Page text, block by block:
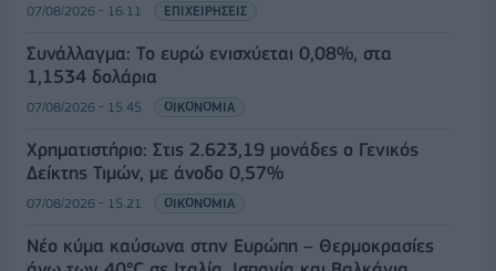
07/08/2026 - 16:11 ΕΠΙΧΕΙΡΗΣΕΙΣ
Συνάλλαγμα: Το ευρώ ενισχύεται 0,08%, στα
1,1534 δολάρια
07/08/2026 - 15:45 ΟΙΚΟΝΟΜΙΑ
Χρηματιστήριο: Στις 2.623,19 μονάδες ο Γενικός
Δείκτης Τιμών, με άνοδο 0,57%
07/08/2026 - 15:21 ΟΙΚΟΝΟΜΙΑ
Νέο κύμα καύσωνα στην Ευρώπη – Θερμοκρασίες